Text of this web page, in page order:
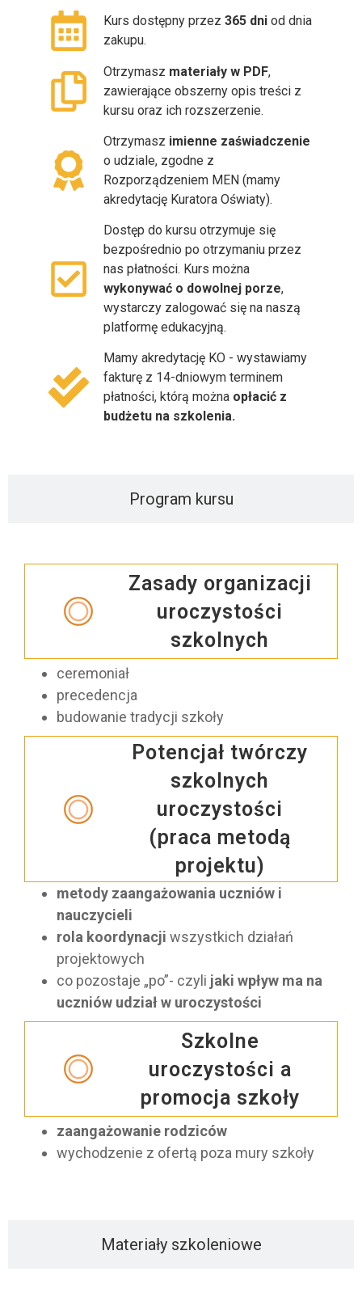
Program kursu
Materiały szkoleniowe
Kurs dostępny przez 365 dni od dnia
zakupu.
Otrzymasz materiały w PDF,
zawierające obszerny opis treści z
kursu oraz ich rozszerzenie.
Otrzymasz imienne zaświadczenie
o udziale, zgodne z
Rozporządzeniem MEN (mamy
akredytację Kuratora Oświaty).
Dostęp do kursu otrzymuje się
bezpośrednio po otrzymaniu przez
nas płatności. Kurs można
wykonywać o dowolnej porze,
wystarczy zalogować się na naszą
platformę edukacyjną.
Mamy akredytację KO - wystawiamy
fakturę z 14-dniowym terminem
płatności, którą możnaopłacić z
budżetu na szkolenia.
Zasady organizacji
uroczystości
szkolnych
ceremoniał
precedencja
budowanie tradycji szkoły
Potencjał twórczy
szkolnych
uroczystości
(praca metodą
projektu)
metody zaangażowania uczniów i
nauczycieli
rola koordynacji wszystkich działań
projektowych
co pozostaje „po”- czyli jaki wpływ ma na
uczniów udział w uroczystości
Szkolne
uroczystości a
promocja szkoły
zaangażowanie rodziców
wychodzenie z ofertą poza mury szkoły